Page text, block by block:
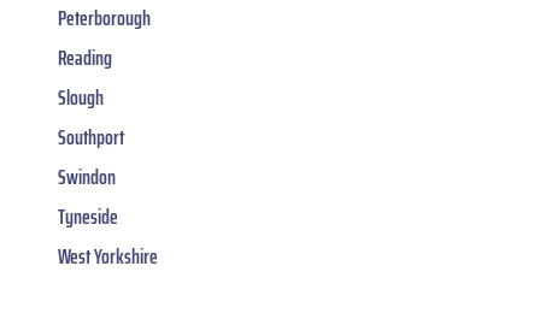
Peterborough
Reading
Slough
Southport
Swindon
Tyneside
West Yorkshire